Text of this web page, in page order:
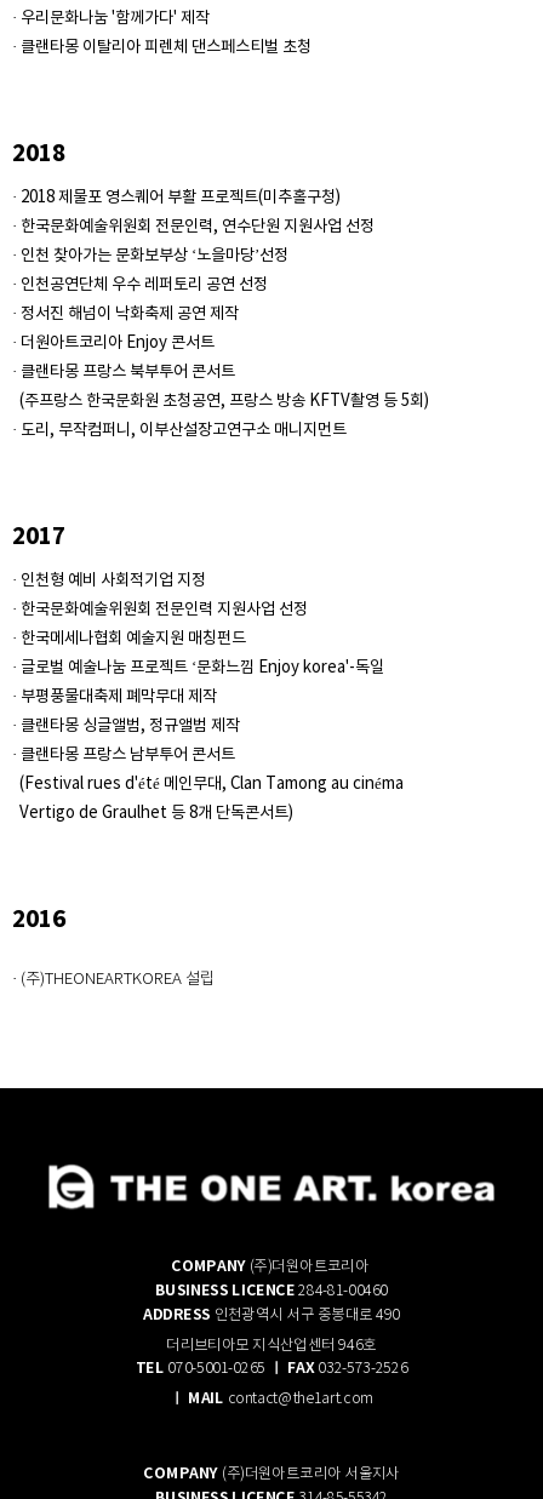
· 우리문화나눔 '함께가다' 제작
· 클랜타몽 이탈리아 피렌체 댄스페스티벌 초청
2018
· 2018 제물포 영스퀘어 부활 프로젝트(미추홀구청)
· 한국문화예술위원회 전문인력, 연수단원 지원사업 선정
· 인천 찾아가는 문화보부상 ‘노을마당’선정
· 인천공연단체 우수 레퍼토리 공연 선정
· 정서진 해넘이 낙화축제 공연 제작
· 더원아트코리아 Enjoy 콘서트
· 클랜타몽 프랑스 북부투어 콘서트
(주프랑스 한국문화원 초청공연, 프랑스 방송 KFTV촬영 등 5회)
· 도리, 무작컴퍼니, 이부산설장고연구소 매니지먼트
2017
· 인천형 예비 사회적기업 지정
· 한국문화예술위원회 전문인력 지원사업 선정
· 한국메세나협회 예술지원 매칭펀드
· 글로벌 예술나눔 프로젝트 ‘문화느낌 Enjoy korea'-독일
· 부평풍물대축제 폐막무대 제작
· 클랜타몽 싱글앨범, 정규앨범 제작
· 클랜타몽 프랑스 남부투어 콘서트
(Festival rues d'été 메인무대, Clan Tamong au cinéma
Vertigo de Graulhet 등 8개 단독콘서트)
2016
· (주)THEONEARTKOREA 설립
COMPANY(주)더원아트코리아
BUSINESS LICENCE284-81-00460
ADDRESS 인천광역시 서구 중봉대로 490
더리브티아모 지식산업센터 946호
TEL 070-5001-0265 ㅣ FAX032-573-2526
MAIL contact@the1art.com
COMPANY(주)더원아트코리아 서울지사